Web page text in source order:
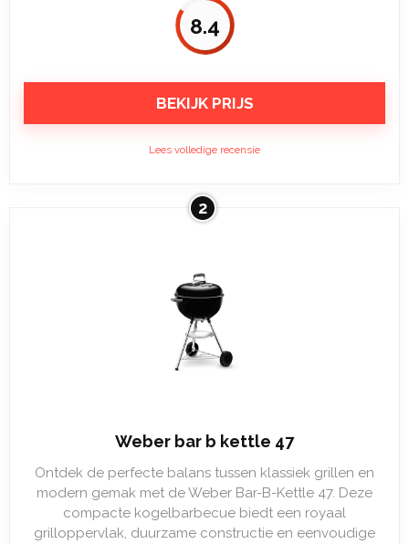
8.4
BEKIJK PRIJS
Lees volledige recensie
2
Weber bar b kettle 47
Ontdek de perfecte balans tussen klassiek grillen en
modern gemak met de Weber Bar-B-Kettle 47. Deze
compacte kogelbarbecue biedt een royaal
grilloppervlak, duurzame constructie en eenvoudige